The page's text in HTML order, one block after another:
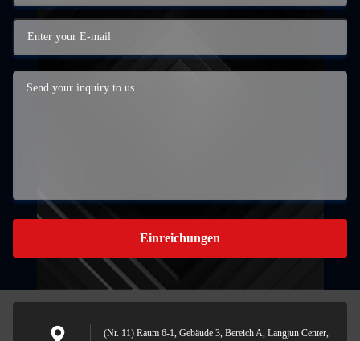
Einreichungen
(Nr. 11) Raum 6-1, Gebäude 3, Bereich A, Langjun Center,